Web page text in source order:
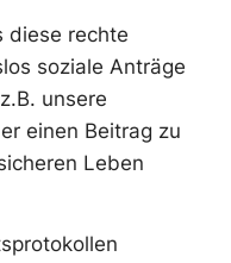
diese rechte
soziale Anträge
unsere
einen Beitrag zu
Leben